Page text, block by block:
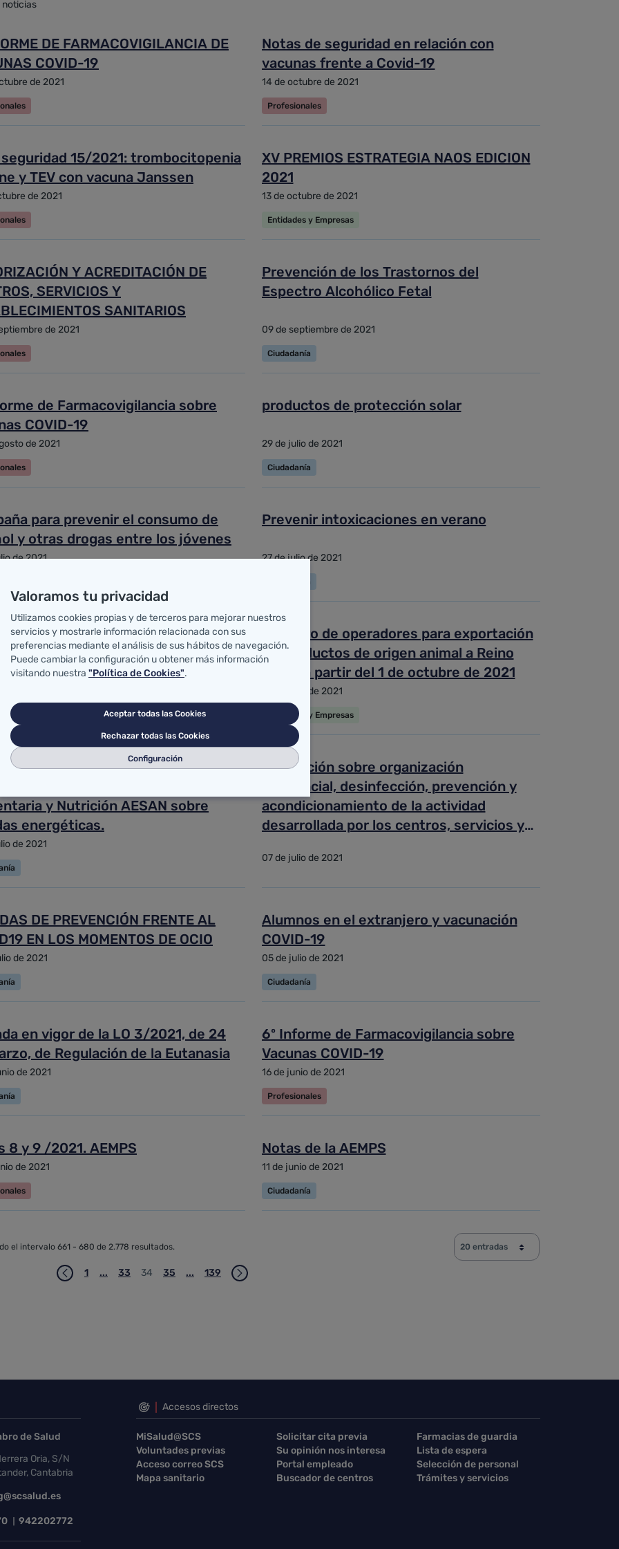
noticias
DE FARMACOVIGILANCIA DE
COVID-19
de 2021
Notas de seguridad en relación con
vacunas frente a Covid-19
14 de octubre de 2021
Profesionales
15/2021: trombocitopenia
y TEV con vacuna Janssen
de 2021
XV PREMIOS ESTRATEGIA NAOS EDICION
2021
13 de octubre de 2021
Entidades y Empresas
Y ACREDITACIÓN DE
SERVICIOS Y
SANITARIOS
de 2021
Prevención de los Trastornos del
Espectro Alcohólico Fetal
09 de septiembre de 2021
Ciudadanía
de Farmacovigilancia sobre
COVID-19
de 2021
productos de protección solar
29 de julio de 2021
Ciudadanía
para prevenir el consumo de
y otras drogas entre los jóvenes
de 2021
Prevenir intoxicaciones en verano
27 de julio de 2021
de Guillain-Barré entre las
vacunadas
de 2021
Registro de operadores para exportación
de productos de origen animal a Reino
Unido a partir del 1 de octubre de 2021
23 de julio de 2021
Entidades y Empresas
del Comité Científico de la
Española de Seguridad
y Nutrición AESAN sobre
energéticas.
de 2021
Resolución sobre organización
asistencial, desinfección, prevención y
acondicionamiento de la actividad
desarrollada por los centros, servicios y
control de la pandemia ocasionada por la
COVID-19
07 de julio de 2021
DE PREVENCIÓN FRENTE AL
EN LOS MOMENTOS DE OCIO
de 2021
Alumnos en el extranjero y vacunación
COVID-19
05 de julio de 2021
Ciudadanía
en vigor de la LO 3/2021, de 24
de Regulación de la Eutanasia
de 2021
6º Informe de Farmacovigilancia sobre
Vacunas COVID-19
16 de junio de 2021
Profesionales
8 y 9 /2021. AEMPS
de 2021
Notas de la AEMPS
11 de junio de 2021
Ciudadanía
20 entradas
el intervalo 661 - 680 de 2.778 resultados.
Página
1 ...Páginas intermedias Use TAB para desplazarse.
Página
33 Página
34 Página
35 ...Páginas intermedias Use TAB para desplazarse.
Página
139
de Salud
Oria, S/N
Cantabria
942202772
Accesos directos
MiSalud@SCS Solicitar cita previa
Farmacias de guardia
Voluntades previas
Su opinión nos interesa
Lista de espera
Acceso correo SCS
Portal empleado
Selección de personal
Mapa sanitario
Buscador de centros Trámites y servicios
Valoramos tu privacidad
Utilizamos cookies propias y de terceros para mejorar nuestros
servicios y mostrarle información relacionada con sus
preferencias mediante el análisis de sus hábitos de navegación.
Puede cambiar la configuración u obtener más información
visitando nuestra "Política de Cookies".
Aceptar todas las Cookies
Rechazar todas las Cookies
Configuración